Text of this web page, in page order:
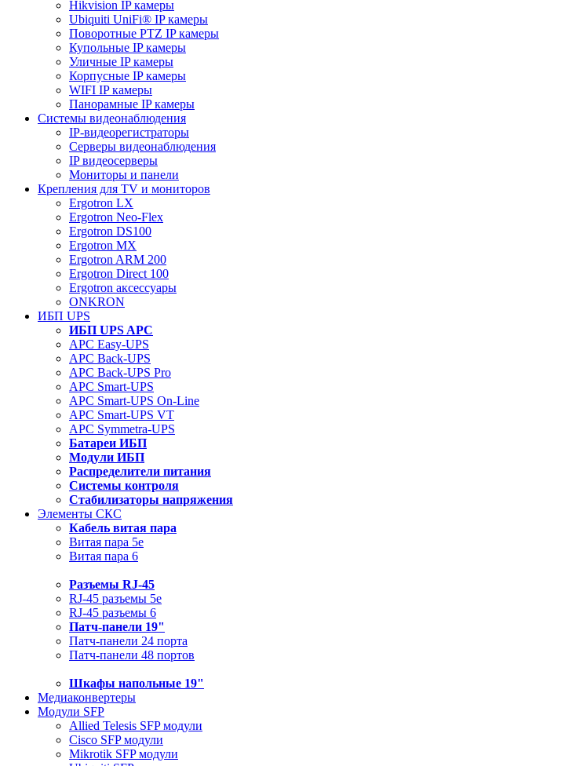
Hikvision IP камеры
Ubiquiti UniFi® IP камеры
Поворотные PTZ IP камеры
Купольные IP камеры
Уличные IP камеры
Корпусные IP камеры
WIFI IP камеры
Панорамные IP камеры
Системы видеонаблюдения
IP-видеорегистраторы
Серверы видеонаблюдения
IP видеосерверы
Мониторы и панели
Крепления для TV и мониторов
Ergotron LX
Ergotron Neo-Flex
Ergotron DS100
Ergotron MX
Ergotron ARM 200
Ergotron Direct 100
Ergotron аксессуары
ONKRON
ИБП UPS
ИБП UPS APC
APC Easy-UPS
APC Back-UPS
APC Back-UPS Pro
APC Smart-UPS
APC Smart-UPS On-Line
APC Smart-UPS VT
APC Symmetra-UPS
Батареи ИБП
Модули ИБП
Распределители питания
Системы контроля
Стабилизаторы напряжения
Элементы СКС
Кабель витая пара
Витая пара 5e
Витая пара 6
Разъемы RJ-45
RJ-45 разъемы 5e
RJ-45 разъемы 6
Патч-панели 19"
Патч-панели 24 порта
Патч-панели 48 портов
Шкафы напольные 19"
Медиаконвертеры
Модули SFP
Allied Telesis SFP модули
Cisco SFP модули
Mikrotik SFP модули